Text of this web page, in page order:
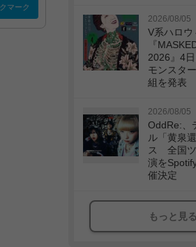
マーク
2026/08/05
V系ハロウ
『
2026』4
モンスタ
組を発表
2026/08/05
OddRe:、
ル「黄泉
ス 全国ツ
演を
催決定
もっと見る